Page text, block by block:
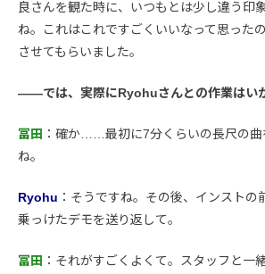
良さんを観た時に、いつもとは少し違う印
ね。これはこれですごくいいなって思った
させてもらいました。
――では、実際にRyohuさんとの作業はい
冨田 ：確か……最初に7分くらいの長尺の曲
ね。
Ryohu ：そうですね。その後、インストの
乗っけたデモを送り返して。
冨田 ：それがすごくよくて。スタッフと一